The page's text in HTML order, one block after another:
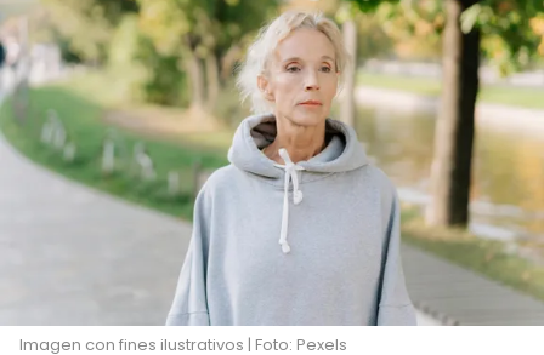
Imagen con fines ilustrativos | Foto: Pexels